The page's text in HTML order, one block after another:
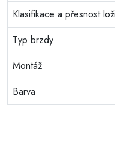
Klasifikace a přesnost
Typ brzdy
Montáž
Barva